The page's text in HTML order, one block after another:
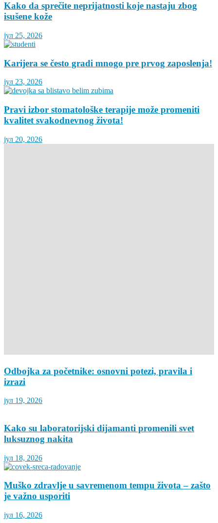
Kako da sprečite neprijatnosti koje nastaju zbog
isušene kože
јул 25, 2026
Karijera se često gradi mnogo pre prvog zaposlenja!
јул 23, 2026
Pravi izbor stomatološke terapije može promeniti
kvalitet svakodnevnog života!
јул 20, 2026
Odbojka za početnike: osnovni potezi, pravila i
izrazi
јул 19, 2026
Kako su laboratorijski dijamanti promenili svet
luksuznog nakita
јул 18, 2026
Muško zdravlje u savremenom tempu života – zašto
je važno usporiti
јул 16, 2026